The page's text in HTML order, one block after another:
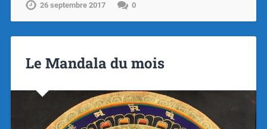
26 septembre 2017 0
Le Mandala du mois